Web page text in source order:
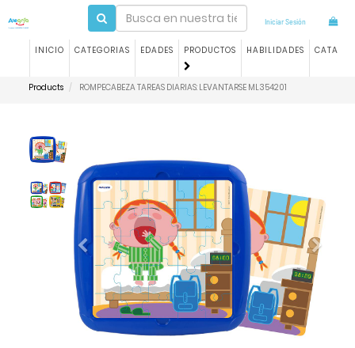
Iniciar Sesión
INICIO CATEGORIAS EDADES PRODUCTOS HABILIDADES
Products ROMPECABEZA TAREAS DIARIAS: LEVANTARSE ML354201
Previous Next